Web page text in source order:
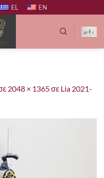
EL EN
2048 × 1365σε Lia 2021-